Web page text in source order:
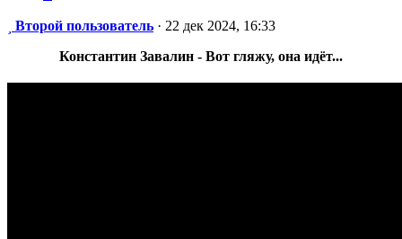
Сообщение
Второй пользователь · 22 дек 2024, 16:33
Константин Завалин - Вот гляжу, она идёт...